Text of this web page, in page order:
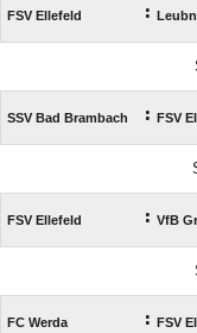
FSV Ellefeld :
SSV Bad Brambach : FSV
FSV Ellefeld : VfB
FC Werda : FSV